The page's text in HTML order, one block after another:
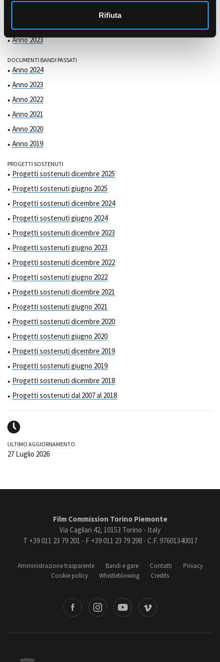
Rifiuta
Anno 2023
DOCUMENTI BANDI PASSATI
Anno 2024
Anno 2023
Anno 2022
Anno 2021
Anno 2020
Anno 2019
PROGETTI SOSTENUTI
Progetti sostenuti dicembre 2025
Progetti sostenuti giugno 2025
Progetti sostenuti dicembre 2024
Progetti sostenuti giugno 2024
Progetti sostenuti dicembre 2023
Progetti sostenuti giugno 2023
Progetti sostenuti dicembre 2022
Progetti sostenuti giugno 2022
Progetti sostenuti dicembre 2021
Progetti sostenuti giugno 2021
Progetti sostenuti dicembre 2020
Progetti sostenuti giugno 2020
Progetti sostenuti dicembre 2019
Progetti sostenuti giugno 2019
Progetti sostenuti dicembre 2018
Progetti sostenuti dal 2007 al 2018
ULTIMO AGGIORNAMENTO
27 Luglio 2026
Film Commission Torino Piemonte
Via Cagliari 42, 10153 Torino - Italy
T +39 011 23 79 201 - F +39 011 23 79 298 - C.F. 97601340017
Amministrazione trasparente Bandi e gare Contatti
Privacy
Cookie policy
Whistleblowing Credits
Vimeo